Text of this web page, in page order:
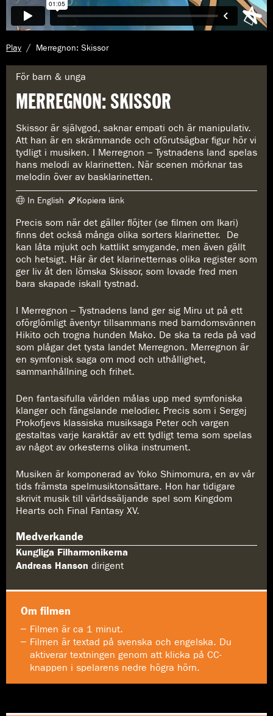
Play
A
e
l
s
i
d
a
:
Merregnon: Skissor
G
n
r
e
:
För barn & unga
MERREGNON: SKISSOR
Skissor är självgod, saknar empati och är manipulativ.
Att han är en skrämmande och oförutsägbar figur hör vi
tydligt i musiken. I Merregnon – Tystnadens land spelas
hans melodi av klarinetten. När scenen mörknar tas
melodin över av basklarinetten.
In English Kopiera länk
Länken har kopierats
https://www.konserthuset.se/play/merregnon-skissor/
Precis som när det gäller flöjter (se filmen om Ikari)
finns det också många olika sorters klarinetter. De
kan låta mjukt och kattlikt smygande, men även gällt
och hetsigt. Här är det klarinetternas olika register som
ger liv åt den lömska Skissor, som lovade fred men
bara skapade iskall tystnad.
I Merregnon – Tystnadens land ger sig Miru ut på ett
oförglömligt äventyr tillsammans med barndomsvännen
Hikito och trogna hunden Mako. De ska ta reda på vad
som plågar det tysta landet Merregnon. Merregnon är
en symfonisk saga om mod och uthållighet,
sammanhållning och frihet.
Den fantasifulla världen målas upp med symfoniska
klanger och fängslande melodier. Precis som i Sergej
Prokofjevs klassiska musiksaga Peter och vargen
gestaltas varje karaktär av ett tydligt tema som spelas
av något av orkesterns olika instrument.
Musiken är komponerad av Yoko Shimomura, en av vår
tids främsta spelmusiktonsättare. Hon har tidigare
skrivit musik till världssäljande spel som Kingdom
Hearts och Final Fantasy XV.
Medverkande
Kungliga Filharmonikerna
Andreas Hanson dirigent
Om filmen
Filmen är ca 1 minut.
Filmen är textad på svenska och engelska. Du
aktiverar textningen genom att klicka på CC-
knappen i spelarens nedre högra hörn.